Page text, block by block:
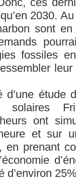
2030.
sont
fossiles
étude
solaires
ont
et sur
en prenant
d’environ